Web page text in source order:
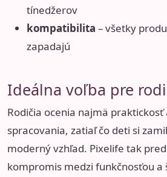
tínedžerov
kompatibilita – všetky
zapadajú
Ideálna voľba pre
Rodičia ocenia najmä praktickosť
spracovania, zatiaľ čo deti si
moderný vzhľad. Pixelife tak
kompromis medzi funkčnosťou a